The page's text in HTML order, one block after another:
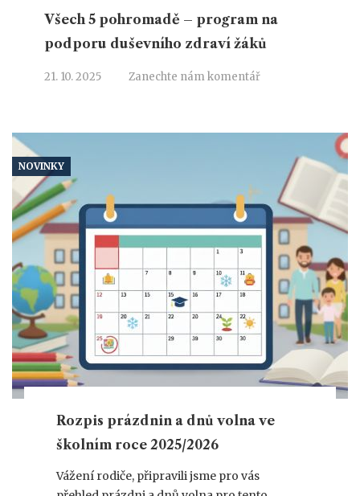
Všech 5 pohromadě – program na
podporu duševního zdraví žáků
21. 10. 2025 Zanechte nám komentář
NOVINKY
Rozpis prázdnin a dnů volna ve
školním roce 2025/2026
Vážení rodiče, připravili jsme pro vás